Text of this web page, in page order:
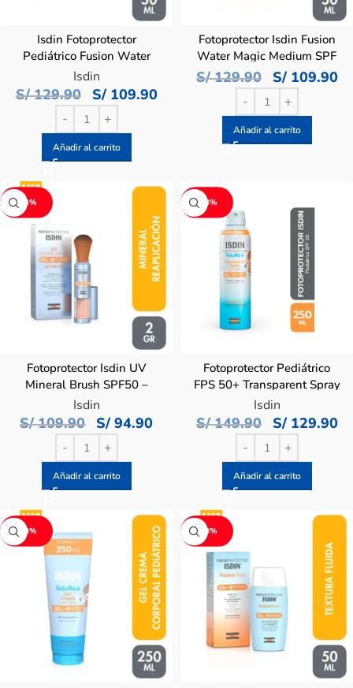
Isdin Fotoprotector
Pediátrico Fusion Water
SFF 50 – Frasco 50 ML
Isdin
S/129.90 S/109.90
Añadir al carrito
Fotoprotector Isdin Fusion
Water Magic Medium SPF
50 – Frasco 50 ML
S/129.90 S/109.90
Añadir al carrito
-14%
Fotoprotector Isdin UV
Mineral Brush SPF50 –
Frasco 2 G
Isdin
S/109.90 S/ 94.90
Añadir al carrito
-13%
Fotoprotector Pediátrico
FPS 50+ Transparent Spray
Wet Skin Isdin – Frasco
250 ml
Isdin
S/149.90 S/129.90
Añadir al carrito
-13% -13%